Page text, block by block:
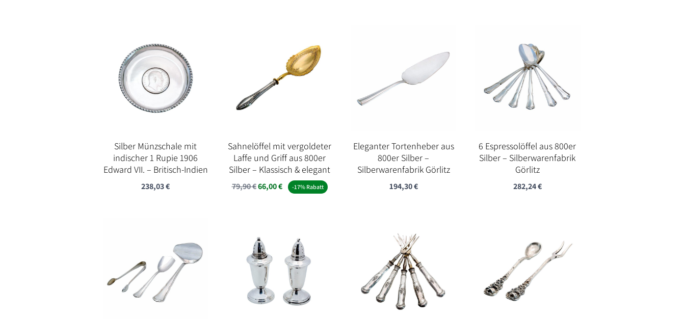
Silber Münzschale mit
indischer 1 Rupie 1906
Edward VII. – Britisch-Indien
238,03€
Sahnelöffel mit vergoldeter
Laffe und Griff aus 800er
Silber – Klassisch & elegant
79,90€Ursprünglicher
66,00€Aktueller
-17% Rabatt
Eleganter Tortenheber aus
800er Silber –
Silberwarenfabrik Görlitz
194,30€
6 Espressolöffel aus 800er
Silber – Silberwarenfabrik
Görlitz
282,24€